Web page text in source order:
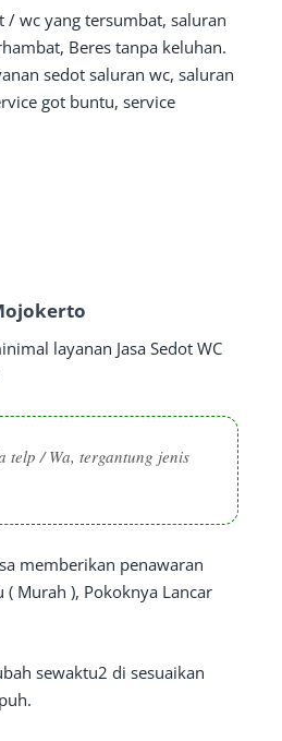
/ wc yang tersumbat, saluran
Beres tanpa keluhan.
sedot saluran wc, saluran
got buntu, service
layanan Jasa Sedot WC
telp / Wa, tergantung jenis
memberikan penawaran
( Murah ), Pokoknya Lancar
sewaktu2 di sesuaikan